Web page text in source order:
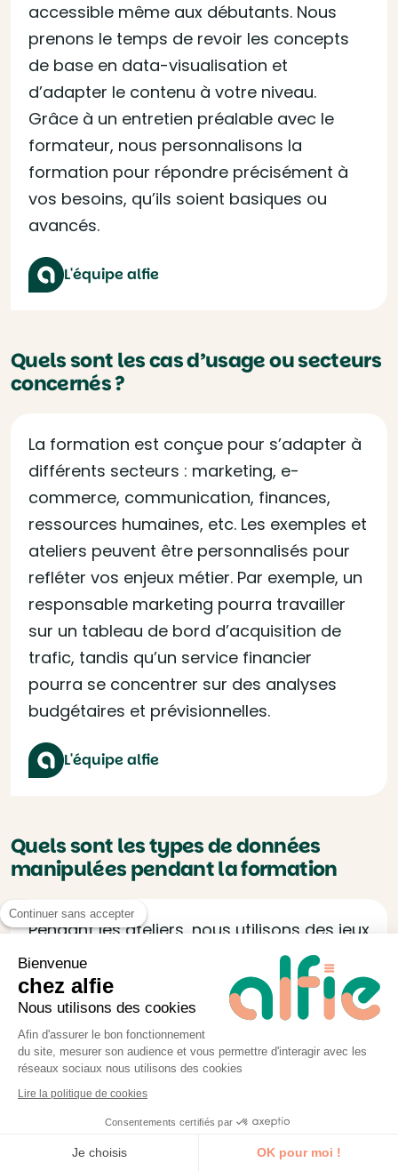
accessible même aux débutants. Nous
prenons le temps de revoir les concepts
de base en data-visualisation et
d’adapter le contenu à votre niveau.
Grâce à un entretien préalable avec le
formateur, nous personnalisons la
formation pour répondre précisément à
vos besoins, qu’ils soient basiques ou
avancés.
L'équipe alfie
Quels sont les cas d’usage ou secteurs
concernés ?
La formation est conçue pour s’adapter à
différents secteurs : marketing, e-
commerce, communication, finances,
ressources humaines, etc. Les exemples et
ateliers peuvent être personnalisés pour
refléter vos enjeux métier. Par exemple, un
responsable marketing pourra travailler
sur un tableau de bord d’acquisition de
trafic, tandis qu’un service financier
pourra se concentrer sur des analyses
budgétaires et prévisionnelles.
L'équipe alfie
Quels sont les types de données
manipulées pendant la formation
Pendant les ateliers, nous utilisons des jeux
de données réalistes, conçus pour illustrer
les différentes fonctionnalités de Looker
Studio. Les participants peuvent
également, s’ils le souhaitent, travailler
avec leurs propres données (sous réserve
d’accessibilité et de compatibilité) afin de
repartir avec un rapport immédiatement
exploitable dans leur contexte
Continuer sans accepter
Bienvenue
chez alfie
Nous utilisons des cookies
Afin d'assurer le bon fonctionnement
du site, mesurer son audience et vous permettre d'interagir avec les
réseaux sociaux nous utilisons des cookies
Lire la politique de cookies
Consentements certifiés par
Je choisis OK pour moi !